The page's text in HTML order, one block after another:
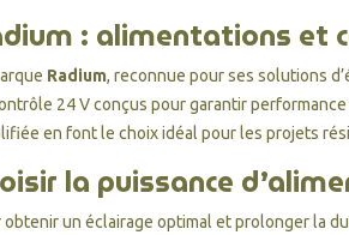
: alimentations et
Radium, reconnue pour ses solutions
24 V conçus pour garantir
en font le choix idéal pour les projets
la puissance
obtenir un éclairage optimal et prolonger la